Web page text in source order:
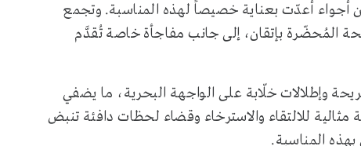
أجواء أُعدّت بعناية خصيصاً لهذه المناسبة. وتجمع
المُحضّرة بإتقان، إلى جانب مفاجأة خاصة تُقدَّم
وإطلالات خلّابة على الواجهة البحرية، ما يضفي
للالتقاء والاسترخاء وقضاء لحظات دافئة تنبض
بهذه المناسبة.